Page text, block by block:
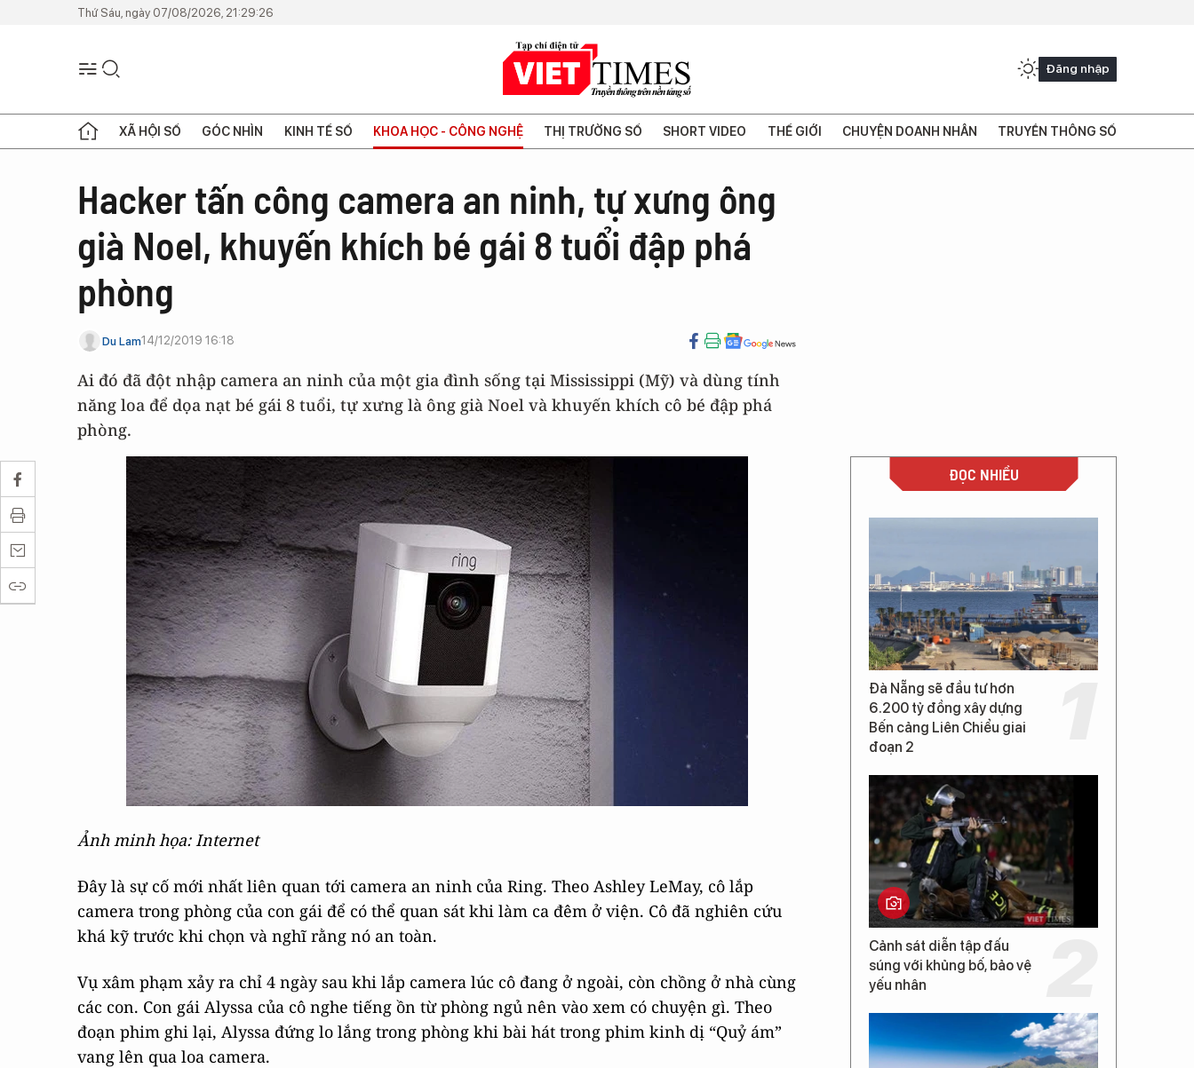
Thứ Sáu, ngày 07/08/2026, 21:29:26
Đăng nhập
XÃ HỘI SỐ GÓC NHÌN KINH TẾ SỐ KHOA HỌC - CÔNG NGHỆ THỊ TRƯỜNG SỐ SHORT VIDEO THẾ GIỚI CHUYỆN DOANH NHÂN TRUYỀN THÔNG SỐ
Hacker tấn công camera an ninh, tự xưng ông
già Noel, khuyến khích bé gái 8 tuổi đập phá
phòng
Du Lam14/12/2019 16:18
Ai đó đã đột nhập camera an ninh của một gia đình sống tại Mississippi (Mỹ) và dùng tính
năng loa để dọa nạt bé gái 8 tuổi, tự xưng là ông già Noel và khuyến khích cô bé đập phá
phòng.
Ảnh minh họa: Internet
Đây là sự cố mới nhất liên quan tới camera an ninh của Ring. Theo Ashley LeMay, cô lắp
camera trong phòng của con gái để có thể quan sát khi làm ca đêm ở viện. Cô đã nghiên cứu
khá kỹ trước khi chọn và nghĩ rằng nó an toàn.
Vụ xâm phạm xảy ra chỉ 4 ngày sau khi lắp camera lúc cô đang ở ngoài, còn chồng ở nhà cùng
các con. Con gái Alyssa của cô nghe tiếng ồn từ phòng ngủ nên vào xem có chuyện gì. Theo
đoạn phim ghi lại, Alyssa đứng lo lắng trong phòng khi bài hát trong phim kinh dị “Quỷ ám”
vang lên qua loa camera.
ĐỌC NHIỀU
Đà Nẵng sẽ đầu tư hơn
6.200 tỷ đồng xây dựng
Bến cảng Liên Chiểu giai
đoạn 2
Cảnh sát diễn tập đấu
súng với khủng bố, bảo vệ
yếu nhân